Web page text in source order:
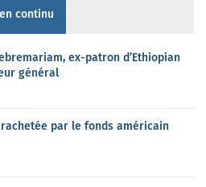
continu
ex-patron d’Ethiopian
général
par le fonds américain